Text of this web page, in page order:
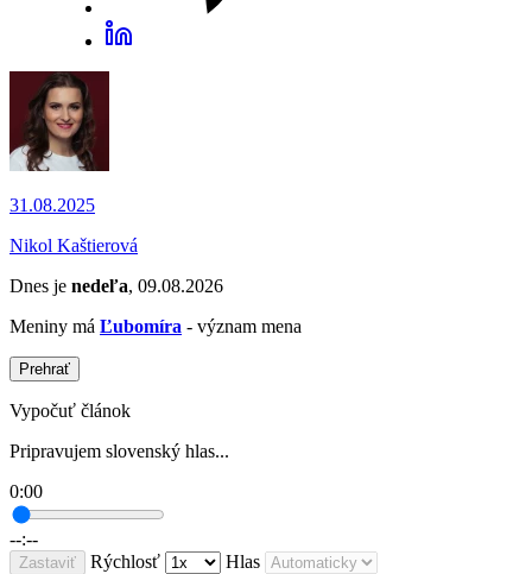
31.08.2025
Nikol Kaštierová
Dnes je nedeľa, 09.08.2026
Meniny má Ľubomíra - význam mena
Prehrať
Vypočuť článok
Pripravujem slovenský hlas...
0:00
--:--
Zastaviť Rýchlosť Hlas